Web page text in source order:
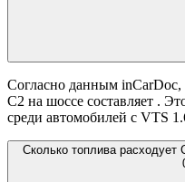
Согласно данным inCarDoc,
C2 на шоссе составляет .
среди автомобилей с VTS
Сколько топлива расходует